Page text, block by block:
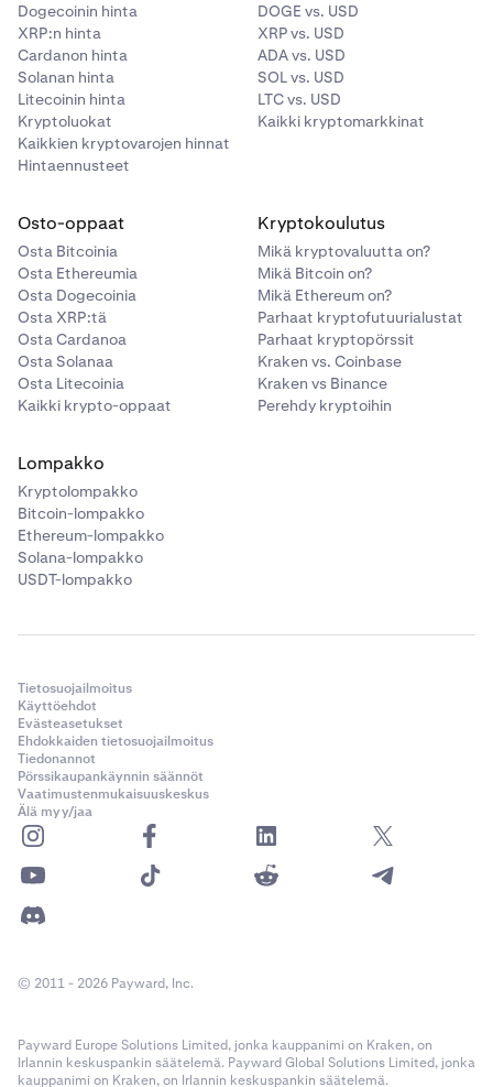
Dogecoinin hinta
XRP:n hinta
Cardanon hinta
Solanan hinta
Litecoinin hinta
Kryptoluokat
Kaikkien kryptovarojen hinnat
Hintaennusteet
DOGE vs. USD
XRP vs. USD
ADA vs. USD
SOL vs. USD
LTC vs. USD
Kaikki kryptomarkkinat
Osto-oppaat
Osta Bitcoinia
Osta Ethereumia
Osta Dogecoinia
Osta XRP:tä
Osta Cardanoa
Osta Solanaa
Osta Litecoinia
Kaikki krypto-oppaat
Kryptokoulutus
Mikä kryptovaluutta on?
Mikä Bitcoin on?
Mikä Ethereum on?
Parhaat kryptofutuurialustat
Parhaat kryptopörssit
Kraken vs. Coinbase
Kraken vs Binance
Perehdy kryptoihin
Lompakko
Kryptolompakko
Bitcoin-lompakko
Ethereum-lompakko
Solana-lompakko
USDT-lompakko
Tietosuojailmoitus
Käyttöehdot
Evästeasetukset
Ehdokkaiden tietosuojailmoitus
Tiedonannot
Pörssikaupankäynnin säännöt
Vaatimustenmukaisuuskeskus
Älä myy/jaa
© 2011 - 2026 Payward, Inc.
Payward Europe Solutions Limited, jonka kauppanimi on Kraken, on
Irlannin keskuspankin säätelemä. Payward Global Solutions Limited, jonka
kauppanimi on Kraken, on Irlannin keskuspankin säätelemä.